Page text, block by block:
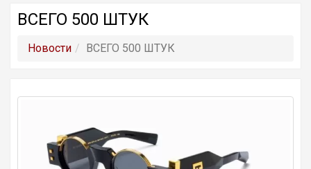
ВСЕГО 500 ШТУК
Новости ВСЕГО 500 ШТУК